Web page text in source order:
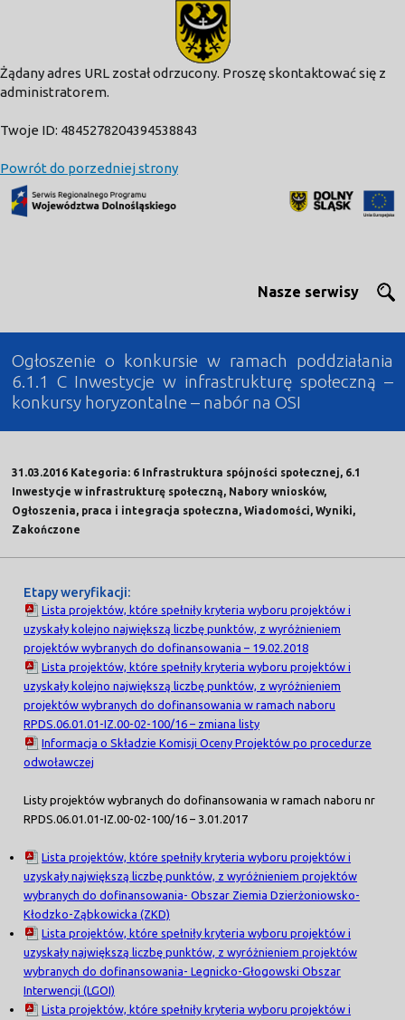
Żądany adres URL został odrzucony. Proszę skontaktować się z
administratorem.
Twoje ID: 4845278204394538843
Powrót do porzedniej strony
Nasze serwisy
Ogłoszenie o konkursie w ramach poddziałania
6.1.1 C Inwestycje w infrastrukturę społeczną –
konkursy horyzontalne – nabór na OSI
31.03.2016 Kategoria: 6 Infrastruktura spójności społecznej, 6.1
Inwestycje w infrastrukturę społeczną, Nabory wniosków,
Ogłoszenia, praca i integracja społeczna, Wiadomości, Wyniki,
Zakończone
Etapy weryfikacji:
Lista projektów, które spełniły kryteria wyboru projektów i
uzyskały kolejno największą liczbę punktów, z wyróżnieniem
projektów wybranych do dofinansowania – 19.02.2018
Lista projektów, które spełniły kryteria wyboru projektów i
uzyskały kolejno największą liczbę punktów, z wyróżnieniem
projektów wybranych do dofinansowania w ramach naboru
RPDS.06.01.01-IZ.00-02-100/16 – zmiana listy
Informacja o Składzie Komisji Oceny Projektów po procedurze
odwoławczej
Listy projektów wybranych do dofinansowania w ramach naboru nr
RPDS.06.01.01-IZ.00-02-100/16 – 3.01.2017
Lista projektów, które spełniły kryteria wyboru projektów i
uzyskały największą liczbę punktów, z wyróżnieniem projektów
wybranych do dofinansowania- Obszar Ziemia Dzierżoniowsko-
Kłodzko-Ząbkowicka (ZKD)
Lista projektów, które spełniły kryteria wyboru projektów i
uzyskały największą liczbę punktów, z wyróżnieniem projektów
wybranych do dofinansowania- Legnicko-Głogowski Obszar
Interwencji (LGOI)
Lista projektów, które spełniły kryteria wyboru projektów i